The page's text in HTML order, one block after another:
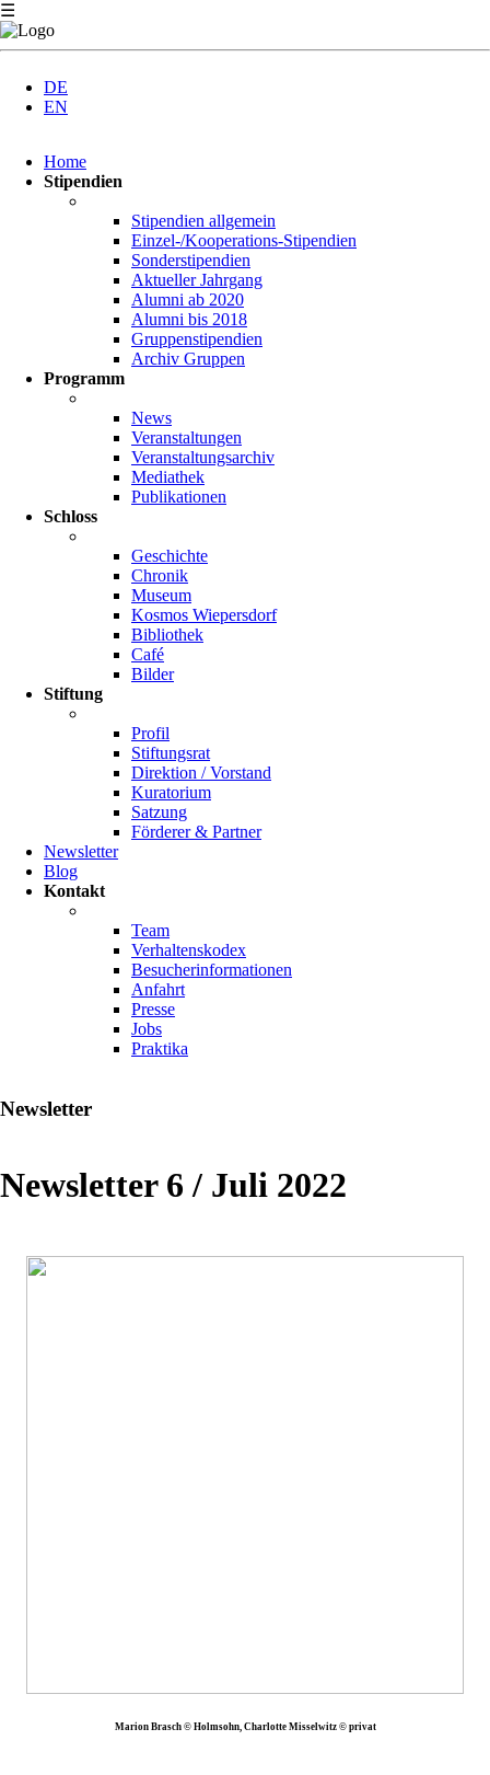
☰
DE
EN
überspringen
Home
Stipendien
Stipendien allgemein
Einzel-/Kooperations-Stipendien
Sonderstipendien
Aktueller Jahrgang
Alumni ab 2020
Alumni bis 2018
Gruppenstipendien
Archiv Gruppen
Programm
News
Veranstaltungen
Veranstaltungsarchiv
Mediathek
Publikationen
Schloss
Geschichte
Chronik
Museum
Kosmos Wiepersdorf
Bibliothek
Café
Bilder
Stiftung
Profil
Stiftungsrat
Direktion / Vorstand
Kuratorium
Satzung
Förderer & Partner
Newsletter
Blog
Kontakt
Team
Verhaltenskodex
Besucherinformationen
Anfahrt
Presse
Jobs
Praktika
Newsletter
Newsletter 6 / Juli 2022
Marion Brasch © Holmsohn, Charlotte Misselwitz © privat